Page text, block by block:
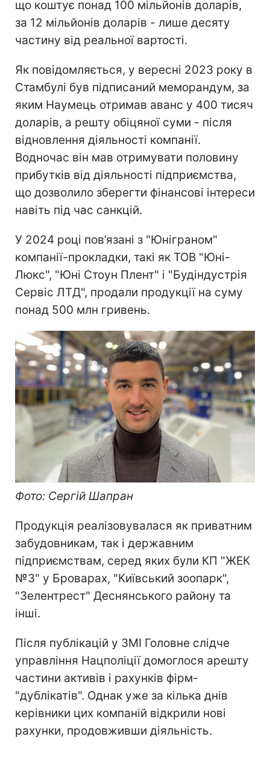
що коштує понад 100 мільйонів доларів,
за 12 мільйонів доларів - лише десяту
частину від реальної вартості.
Як повідомляється, у вересні 2023 року в
Стамбулі був підписаний меморандум, за
яким Наумець отримав аванс у 400 тисяч
доларів, а решту обіцяної суми - після
відновлення діяльності компанії.
Водночас він мав отримувати половину
прибутків від діяльності підприємства,
що дозволило зберегти фінансові інтереси
навіть під час санкцій.
У 2024 році пов’язані з "Юніграном"
компанії-прокладки, такі як ТОВ "Юні-
Люкс", "Юні Стоун Плент" і "Будіндустрія
Сервіс ЛТД", продали продукції на суму
понад 500 млн гривень.
Фото: Сергій Шапран
Продукція реалізовувалася як приватним
забудовникам, так і державним
підприємствам, серед яких були КП "ЖЕК
№3" у Броварах, "Київський зоопарк",
"Зелентрест" Деснянського району та
інші.
Після публікацій у ЗМІ Головне слідче
управління Нацполіції домоглося арешту
частини активів і рахунків фірм-
"дублікатів". Однак уже за кілька днів
керівники цих компаній відкрили нові
рахунки, продовживши діяльність.